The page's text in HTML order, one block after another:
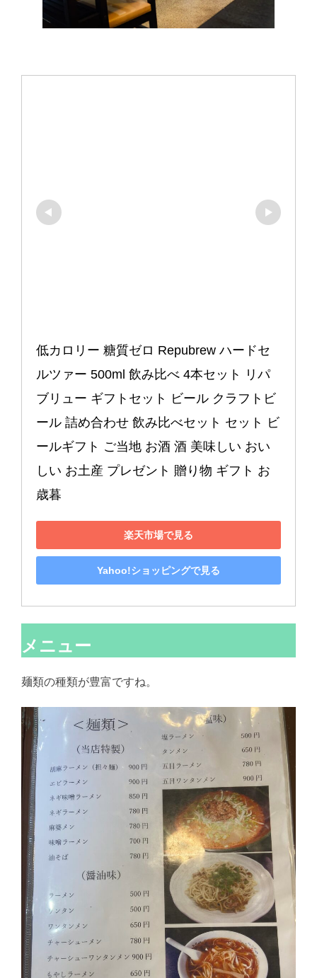
低カロリー 糖質ゼロ Repubrew ハードセ
ルツァー 500ml 飲み比べ 4本セット リパ
ブリュー ギフトセット ビール クラフトビ
ール 詰め合わせ 飲み比べセット セット ビ
ールギフト ご当地 お酒 酒 美味しい おい
しい お土産 プレゼント 贈り物 ギフト お
歳暮
楽天市場で見る
Yahoo!ショッピングで見る
メニュー
麺類の種類が豊富ですね。